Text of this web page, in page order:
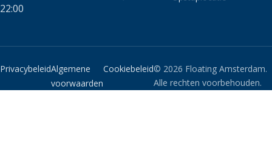
22:00
PrivacybeleidAlgemene
voorwaarden
Cookiebeleid© 2026 Floating Amsterdam.
Alle rechten voorbehouden.